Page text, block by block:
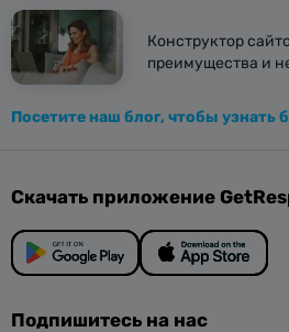
Конструктор
преимущества и
Посетите наш блог, чтобы узнать
Скачать приложение
Подпишитесь на нас